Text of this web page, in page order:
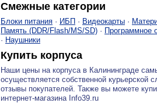
Смежные категории
Блоки питания · ИБП · Видеокарты ·
Память (DDR/Flash/MS/SD) · Программное
· Наушники
Купить корпуса
Наши цены на корпуса в Калининграде
осуществляется собственной курьерской
отзывы покупателей. Также вы можете
интернет-магазина Info39.ru